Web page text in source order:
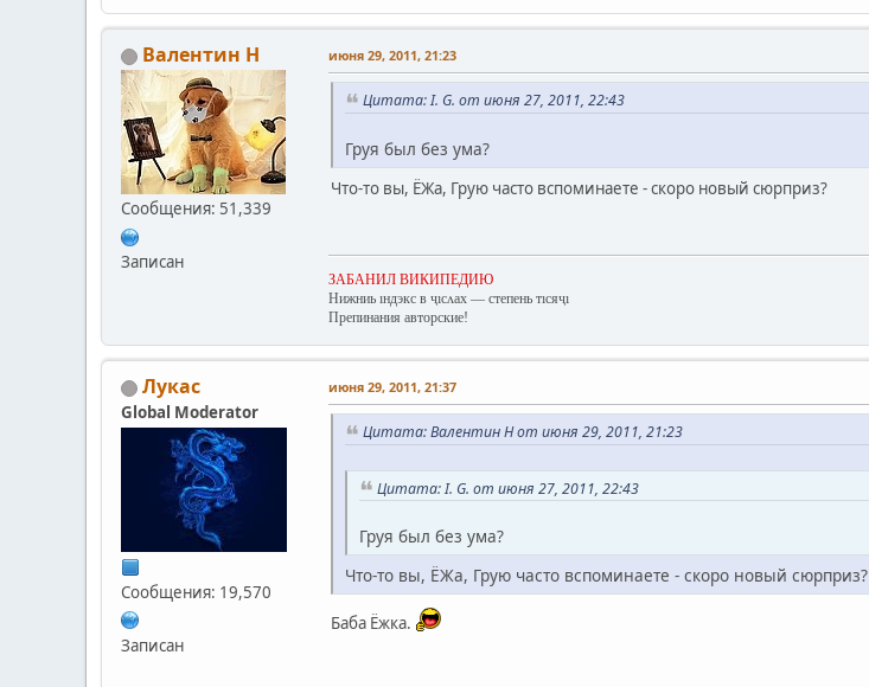
Валентин Н
Сообщения: 51,339
Записан
июня 29, 2011, 21:23
Цитата: I. G. от июня 27, 2011, 22:43
Груя был без ума?
Что-то вы, ЁЖа, Грую часто вспоминаете - скоро новый сюрприз?
ЗАБАНИЛ ВИКИПЕДИЮ
Нижниь ıндэкс в ҷıсʌах — степень тıсяҷı
Препинания авторские!
Лукас
Global Moderator
Сообщения: 19,570
Записан
июня 29, 2011, 21:37
Цитата: Валентин Н от июня 29, 2011, 21:23
Цитата: I. G. от июня 27, 2011, 22:43
Груя был без ума?
Что-то вы, ЁЖа, Грую часто вспоминаете - скоро новый сюрприз?
Баба Ёжка.